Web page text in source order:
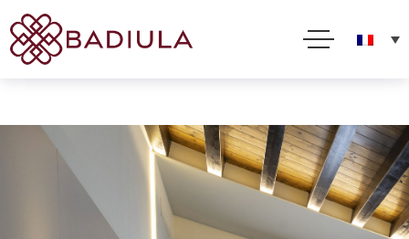
utilisant ce site, vous consentez à cette utilisation comme décrit dans notre Politique sur les
Acceptez